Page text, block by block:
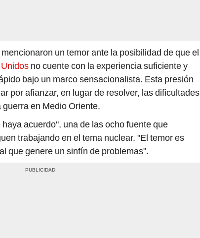
un temor ante la posibilidad de que el
no cuente con la experiencia suficiente y
bajo un marco sensacionalista. Esta presión
por afianzar, en lugar de resolver, las dificultades
en Medio Oriente.
acuerdo", una de las ocho fuente que
trabajando en el tema nuclear. "El temor es
que genere un sinfín de problemas".